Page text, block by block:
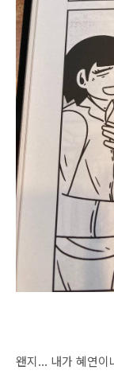
왠지... 내가 혜연이